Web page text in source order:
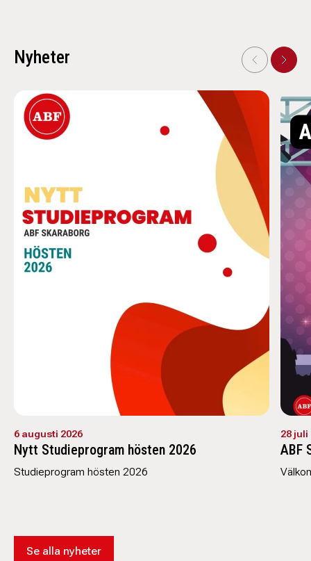
Nyheter
6 augusti 2026
Nytt Studieprogram hösten 2026
Studieprogram hösten 2026
28 juli
ABF
Se alla nyheter